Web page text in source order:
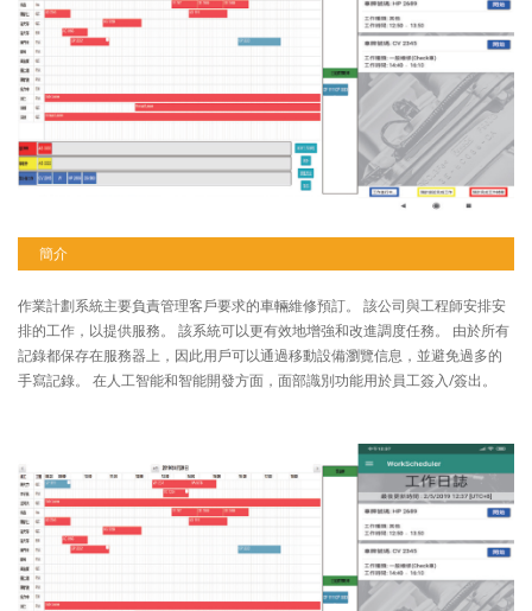
簡介
作業計劃系統主要負責管理客戶要求的車輛維修預訂。 該公司與工程師安排安
排的工作，以提供服務。 該系統可以更有效地增強和改進調度任務。 由於所有
記錄都保存在服務器上，因此用戶可以通過移動設備瀏覽信息，並避免過多的
手寫記錄。 在人工智能和智能開發方面，面部識別功能用於員工簽入/簽出。